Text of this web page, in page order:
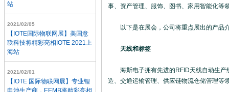
站
2021/02/05
【IOTE国际物联网展】美国意
联科技将精彩亮相IOTE 2021上
海站
2021/02/01
【IOTE 国际物联网展】专业锂
电池生产商，EEMB将精彩亮相
事、资产管理、服饰、图书、家用智能化
以下是在展会，公司将重点展出的产品
天线和标签
海斯电子拥有先进的RFID天线自动生产
造、交通运输管理、供应链物流仓储管理等